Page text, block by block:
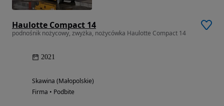
Haulotte Compact 14
podnośnik nożycowy, zwyżka, nożycówka Haulotte Compact 14
2021
Skawina (Małopolskie)
Firma • Podbite